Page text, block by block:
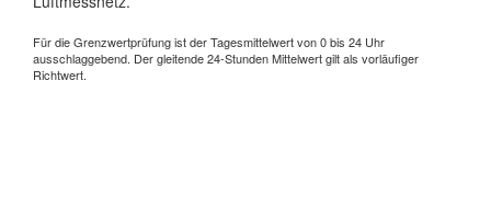
Für die Grenzwertprüfung ist der Tagesmittelwert von 0 bis 24 Uhr
ausschlaggebend. Der gleitende 24-Stunden Mittelwert gilt als vorläufiger
Richtwert.